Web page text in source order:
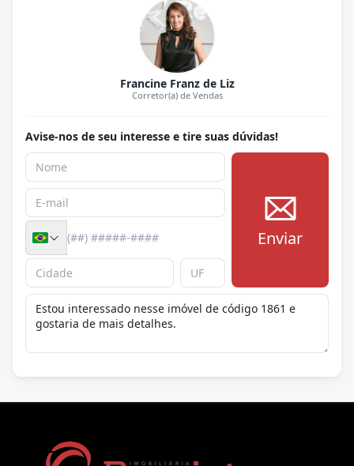
Francine Franz de Liz
Corretor(a) de Vendas
Avise-nos de seu interesse e tire suas dúvidas!
Enviar